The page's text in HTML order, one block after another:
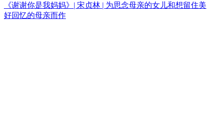
《谢谢你是我妈妈》| 宋贞林 | 为思念母亲的女儿和想留住美
好回忆的母亲而作